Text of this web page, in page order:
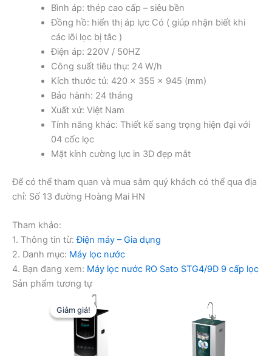
Bình áp: thép cao cấp – siêu bền
Đồng hồ: hiển thị áp lực Có ( giúp nhận biết khi
các lõi lọc bị tắc )
Điện áp: 220V / 50HZ
Công suất tiêu thụ: 24 W/h
Kích thước tủ: 420 x 355 x 945 (mm)
Bảo hành: 24 tháng
Xuất xứ: Việt Nam
Tính năng khác: Thiết kế sang trọng hiện đại với
04 cốc lọc
Mặt kính cường lực in 3D đẹp mắt
Để có thể tham quan và mua sắm quý khách có thể qua địa
chỉ: Số 13 đường Hoàng Mai HN
Tham khảo:
1. Thông tin từ:Điện máy – Gia dụng
2. Danh mục: Máy lọc nước
4. Bạn đang xem: Máy lọc nước RO Sato STG4/9D 9 cấp lọc
Sản phẩm tương tự
Giảm giá!
Giảm giá!